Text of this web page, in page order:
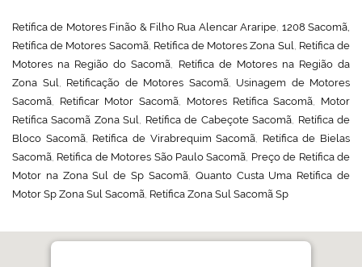
Retífica de Motores Finão & Filho Rua Alencar Araripe 1208 Sacomã,
Retífica de Motores Sacomã, Retífica de Motores Zona Sul
Retífica de
Motores na Região do Sacomã
Retífica de Motores na Região da
Zona Sul
Retificação de Motores Sacomã, Usinagem de Motores
Sacomã
Retificar Motor Sacomã Motores Retífica Sacomã
Motor
Retífica Sacomã Zona Sul
Retífica de Cabeçote Sacomã Retífica de
Bloco Sacomã, Retífica de Virabrequim Sacomã
Retífica de Bielas
Sacomã Retífica de Motores São Paulo Sacomã Preço de Retífica de
Motor na Zona Sul de Sp Sacomã, Quanto Custa Uma Retífica de
Motor Sp Zona Sul Sacomã Retífica Zona Sul Sacomã Sp